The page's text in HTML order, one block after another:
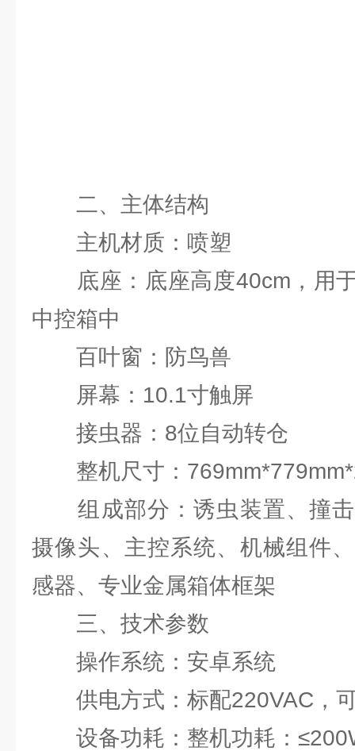
二、主体结构
主机材质：喷塑
底座：底座高度40cm，用于
中控箱中
百叶窗：防鸟兽
屏幕：10.1寸触屏
接虫器：8位自动转仓
整机尺寸：
组成部分：诱虫装置、撞击
摄像头、主控系统、机械组件
感器、专业金属箱体框架
三、技术参数
操作系统：安卓系统
供电方式：标配220VAC，可
设备功耗：整机功耗：